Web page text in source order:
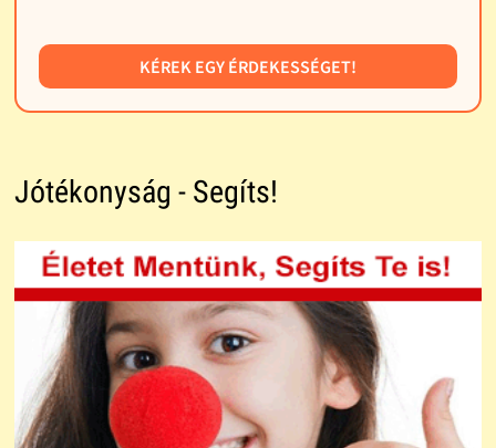
KÉREK EGY ÉRDEKESSÉGET!
Jótékonyság - Segíts!